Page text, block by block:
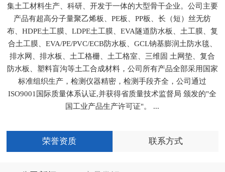
集土工材料生产、科研、开发于一体的大型骨干企业。公司主要
产品有超高分子量聚乙烯板、PE板、PP板、长（短）丝无纺
布、HDPE土工膜、LDPE土工膜、EVA隧道防水板、土工膜、复
合土工膜、EVA/PE/PVC/ECB防水板、GCL钠基膨润土防水毯、
排水网、排水板、土工格栅、土工格室、三维固 土网垫、复合
防水板、塑料盲沟等土工合成材料，公司所有产品全部采用国家
标准组织生产，检测仪器精密，检测手段齐全，公司通过
ISO9001国际质量体系认证,并获得省质量技术监督局 颁发的"全
国工业产品生产许可证"。 ...
荣誉资质 联系方式